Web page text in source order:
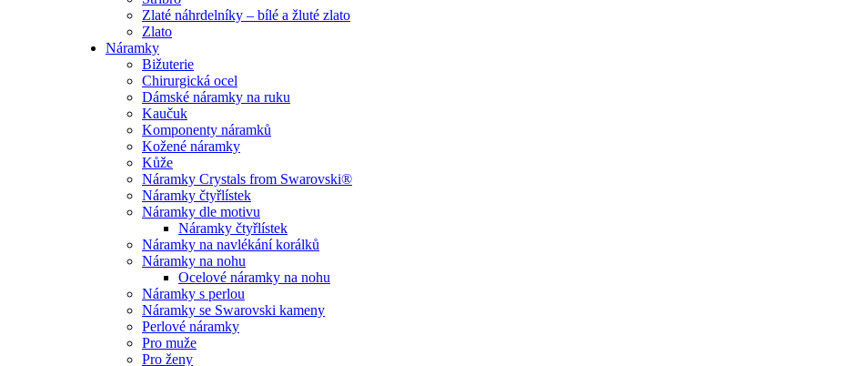
Zlaté náhrdelníky – bílé a žluté zlato
Zlato
Náramky
Bižuterie
Chirurgická ocel
Dámské náramky na ruku
Kaučuk
Komponenty náramků
Kožené náramky
Kůže
Náramky Crystals from Swarovski®
Náramky čtyřlístek
Náramky dle motivu
Náramky čtyřlístek
Náramky na navlékání korálků
Náramky na nohu
Ocelové náramky na nohu
Náramky s perlou
Náramky se Swarovski kameny
Perlové náramky
Pro muže
Pro ženy